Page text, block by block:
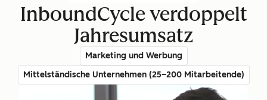
InboundCycle verdoppelt
Jahresumsatz
Marketing und Werbung
Mittelständische Unternehmen (25–200 Mitarbeitende)